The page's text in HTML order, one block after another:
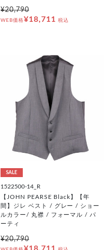
¥20,790
WEB価格¥18,711 税込
SALE
1522500-14_R
【JOHN PEARSE Black】【年
間】ジレ ベスト / グレー / ショー
ルカラー/ 丸襟 / フォーマル / パ
ーティ
¥20,790